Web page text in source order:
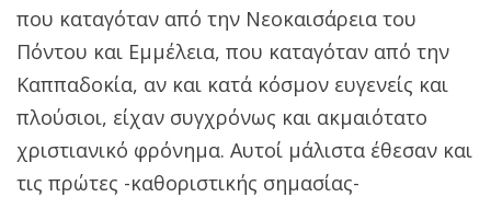
που καταγόταν από την Νεοκαισάρεια του
Πόντου και Εμμέλεια, που καταγόταν από την
Καππαδοκία, αν και κατά κόσμον ευγενείς και
πλούσιοι, είχαν συγχρόνως και ακμαιότατο
χριστιανικό φρόνημα. Αυτοί μάλιστα έθεσαν και
τις πρώτες -καθοριστικής σημασίας-